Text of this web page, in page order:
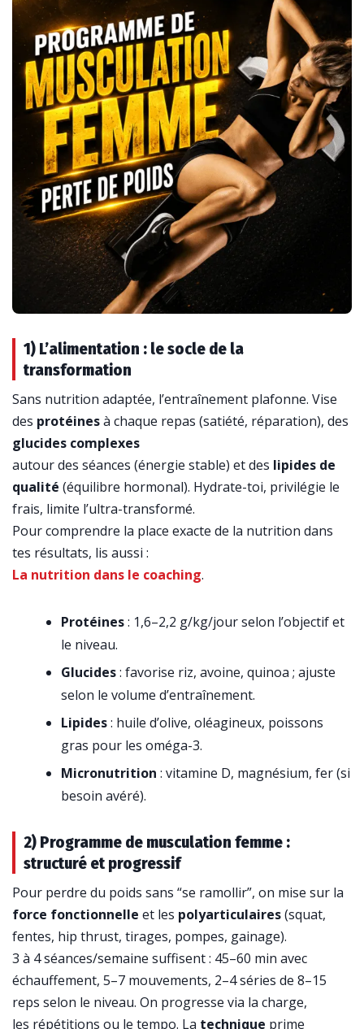
1) L’alimentation : le socle de la
transformation
Sans nutrition adaptée, l’entraînement plafonne. Vise
des protéinesà chaque repas (satiété, réparation), des
glucides complexes
autour des séances (énergie stable) et des lipides de
qualité (équilibre hormonal). Hydrate-toi, privilégie le
frais, limite l’ultra-transformé.
Pour comprendre la place exacte de la nutrition dans
tes résultats, lis aussi :
La nutrition dans le coaching.
Protéines: 1,6–2,2 g/kg/jour selon l’objectif et
le niveau.
Glucides: favorise riz, avoine, quinoa ; ajuste
selon le volume d’entraînement.
Lipides: huile d’olive, oléagineux, poissons
gras pour les oméga-3.
Micronutrition : vitamine D, magnésium, fer (si
besoin avéré).
2) Programme de musculation femme :
structuré et progressif
Pour perdre du poids sans “se ramollir”, on mise sur la
force fonctionnelle et les polyarticulaires(squat,
fentes, hip thrust, tirages, pompes, gainage).
3 à 4 séances/semaine suffisent : 45–60 min avec
échauffement, 5–7 mouvements, 2–4 séries de 8–15
reps selon le niveau. On progresse via la charge,
les répétitions ou le tempo. La technique prime